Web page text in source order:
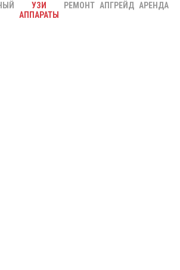
УЗИ
АППАРАТЫ
РЕМОНТ АПГРЕЙД АРЕНДА